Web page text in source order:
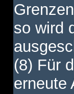
so wird
(8) Für
erneute